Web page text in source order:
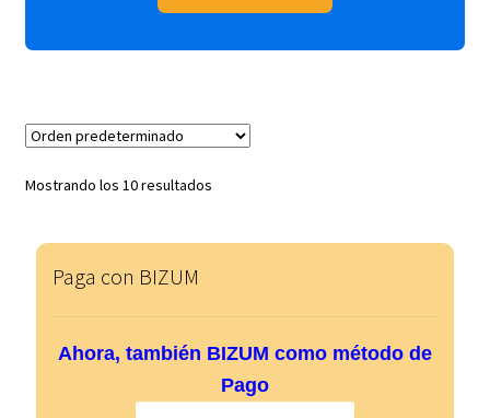
Mostrando los 10 resultados
Paga con BIZUM
Ahora, también BIZUM como método de
Pago